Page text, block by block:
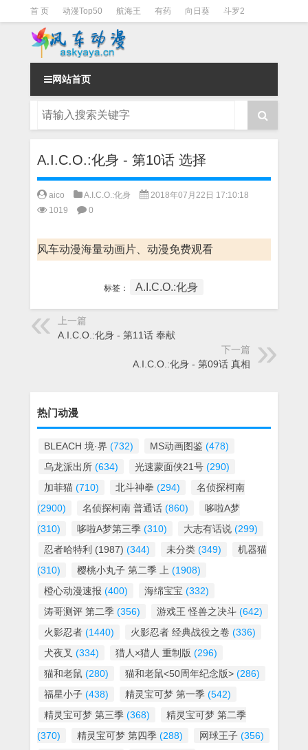
首 页 动漫Top50 航海王 有药 向日葵 斗罗2
斗罗3 火影 一拳超人
网站首页
A.I.C.O.:化身 - 第10话 选择
aico A.I.C.O.:化身
2018年07月22日 17:10:18
1019
0
风车动漫海量动画片、动漫免费观看
标签： A.I.C.O.:化身
上一篇
A.I.C.O.:化身 - 第11话 奉献
下一篇
A.I.C.O.:化身 - 第09话 真相
热门动漫
BLEACH 境·界 (732) MS动画图鉴 (478)
乌龙派出所 (634) 光速蒙面侠21号 (290)
加菲猫 (710) 北斗神拳 (294)
名侦探柯南
(2900)
名侦探柯南 普通话 (860)
哆啦A梦
(310)
哆啦A梦第三季 (310) 大志有话说 (299)
忍者哈特利 (1987) (344) 未分类 (349)
机器猫
(310)
樱桃小丸子 第二季 上 (1908)
橙心动漫速报 (400) 海绵宝宝 (332)
涛哥测评 第二季 (356) 游戏王 怪兽之决斗 (642)
火影忍者 (1440) 火影忍者 经典战役之卷 (336)
犬夜叉 (334) 猎人×猎人 重制版 (296)
猫和老鼠 (280) 猫和老鼠<50周年纪念版> (286)
福星小子 (438) 精灵宝可梦 第一季 (542)
精灵宝可梦 第三季 (368)
精灵宝可梦 第二季
(370)
精灵宝可梦 第四季 (288) 网球王子 (356)